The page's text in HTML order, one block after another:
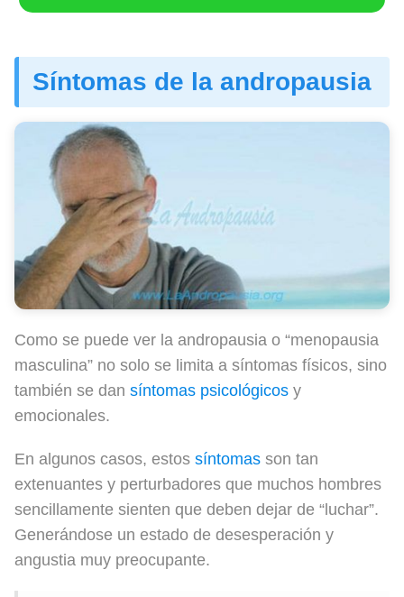
Síntomas de la andropausia
Como se puede ver la andropausia o “menopausia
masculina” no solo se limita a síntomas físicos, sino
también se dan síntomas psicológicos y
emocionales.
En algunos casos, estos síntomas son tan
extenuantes y perturbadores que muchos hombres
sencillamente sienten que deben dejar de “luchar”.
Generándose un estado de desesperación y
angustia muy preocupante.